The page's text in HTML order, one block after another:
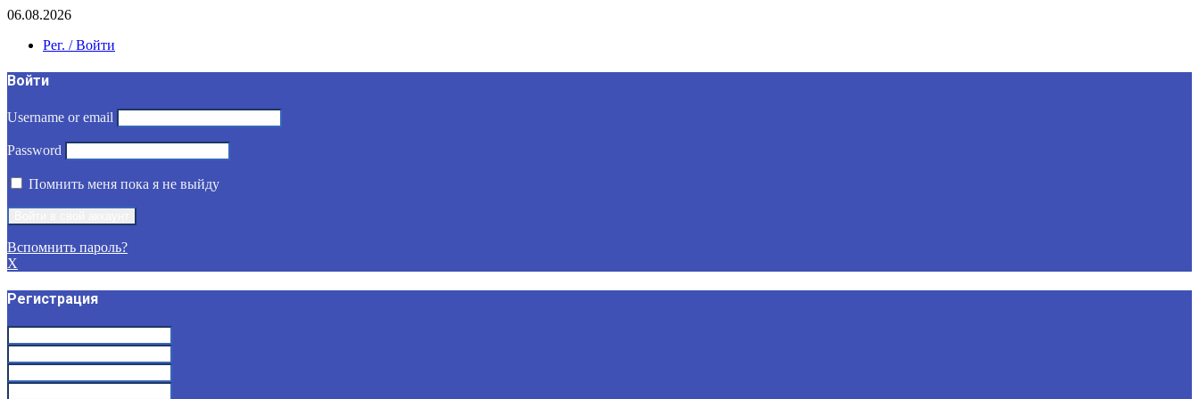
06.08.2026
Рег. / Войти
Войти
Username or email
Password
Помнить меня пока я не выйду
Вспомнить пароль?
X
Регистрация